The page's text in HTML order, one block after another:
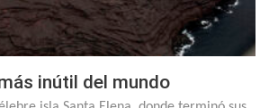
inútil del mundo